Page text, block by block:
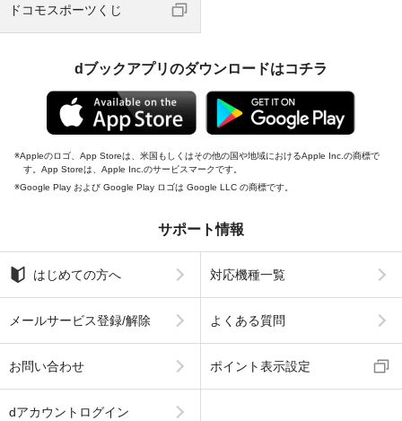
ドコモスポーツくじ
dブックアプリのダウンロードはコチラ
Appleのロゴ、App Storeは、米国もしくはその他の国や地域におけるApple Inc.の商標で
す。App Storeは、Apple Inc.のサービスマークです。
Google Play および Google Play ロゴは Google LLC の商標です。
サポート情報
はじめての方へ 対応機種一覧
メールサービス登録/解除 よくある質問
お問い合わせ ポイント表示設定
dアカウントログイン